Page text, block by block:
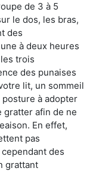
de 3 à 5
le dos, les bras,
des
à deux heures
trois
des punaises
lit, un sommeil
à adopter
gratter afin de ne
En effet,
pas
des
grattant